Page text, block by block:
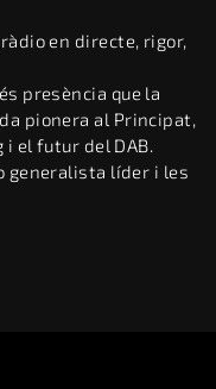
en directe, rigor,
presència que la
pionera al Principat,
el futur del DAB.
generalista líder i les